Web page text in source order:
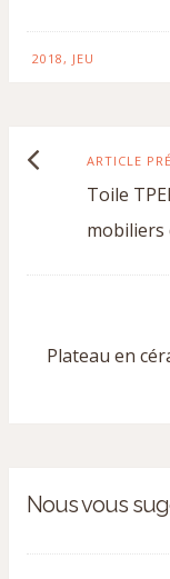
2018, JEU
ARTICLE
Toile
mobiliers
Plateau en
Nous vous